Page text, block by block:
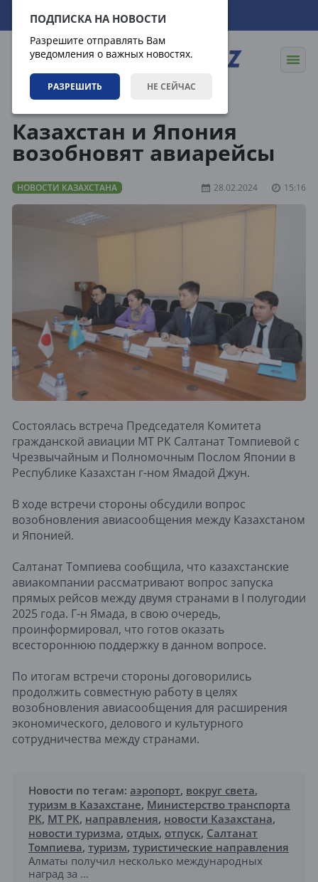
ПОДПИСКА НА НОВОСТИ
Разрешите отправлять Вам
уведомления о важных новостях.
РАЗРЕШИТЬ НЕ СЕЙЧАС
09.08.2026 04:37:36
Казахстан и Япония
возобновят авиарейсы
НОВОСТИ КАЗАХСТАНА 28.02.2024 15:16
Состоялась встреча Председателя Комитета
гражданской авиации МТ РК Салтанат Томпиевой с
Чрезвычайным и Полномочным Послом Японии в
Республике Казахстан г-ном Ямадой Джун.
В ходе встречи стороны обсудили вопрос
возобновления авиасообщения между Казахстаном
и Японией.
Салтанат Томпиева сообщила, что казахстанские
авиакомпании рассматривают вопрос запуска
прямых рейсов между двумя странами в I полугодии
2025 года. Г-н Ямада, в свою очередь,
проинформировал, что готов оказать
всестороннюю поддержку в данном вопросе.
По итогам встречи стороны договорились
продолжить совместную работу в целях
возобновления авиасообщения для расширения
экономического, делового и культурного
сотрудничества между странами.
Новости по тегам: аэропорт, вокруг света,
туризм в Казахстане, Министерство транспорта
РК, МТ РК, направления, новости Казахстана,
новости туризма, отдых, отпуск, Салтанат
Томпиева, туризм, туристические направления
Алматы получил несколько международных
наград за ...